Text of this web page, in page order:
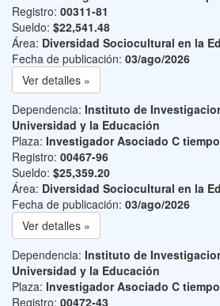
Registro: 00311-81
Sueldo: $22,541.48
Área: Diversidad Sociocultural en la
Fecha de publicación: 03/ago/2026
Ver detalles »
Dependencia: Instituto de
Universidad y la Educación
Plaza: Investigador Asociado C
Registro: 00467-96
Sueldo: $25,359.20
Área: Diversidad Sociocultural en la
Fecha de publicación: 03/ago/2026
Ver detalles »
Dependencia: Instituto de
Universidad y la Educación
Plaza: Investigador Asociado C
Registro: 00472-43